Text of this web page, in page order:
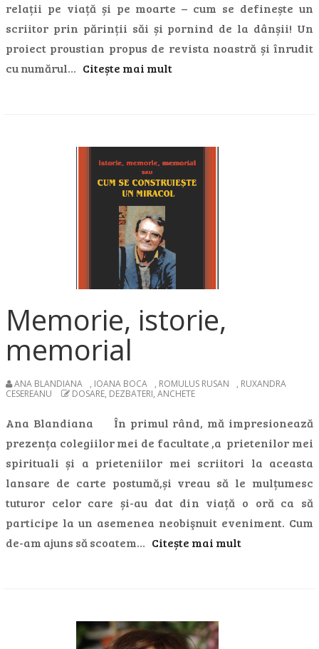
relații pe viață și pe moarte – cum se definește un
scriitor prin părinții săi și pornind de la dânșii! Un
proiect proustian propus de revista noastră și înrudit
cu numărul… Citește mai mult
Memorie, istorie,
memorial
ANA BLANDIANA , IOANA BOCA , ROMULUS RUSAN , RUXANDRA
CESEREANU
DOSARE, DEZBATERI, ANCHETE
Ana Blandiana În primul rând, mă impresionează
prezența colegiilor mei de facultate ,a prietenilor mei
spirituali și a prieteniilor mei scriitori la aceasta
lansare de carte postumă,și vreau să le mulțumesc
tuturor celor care și-au dat din viață o oră ca să
participe la un asemenea neobişnuit eveniment. Cum
de-am ajuns să scoatem… Citește mai mult